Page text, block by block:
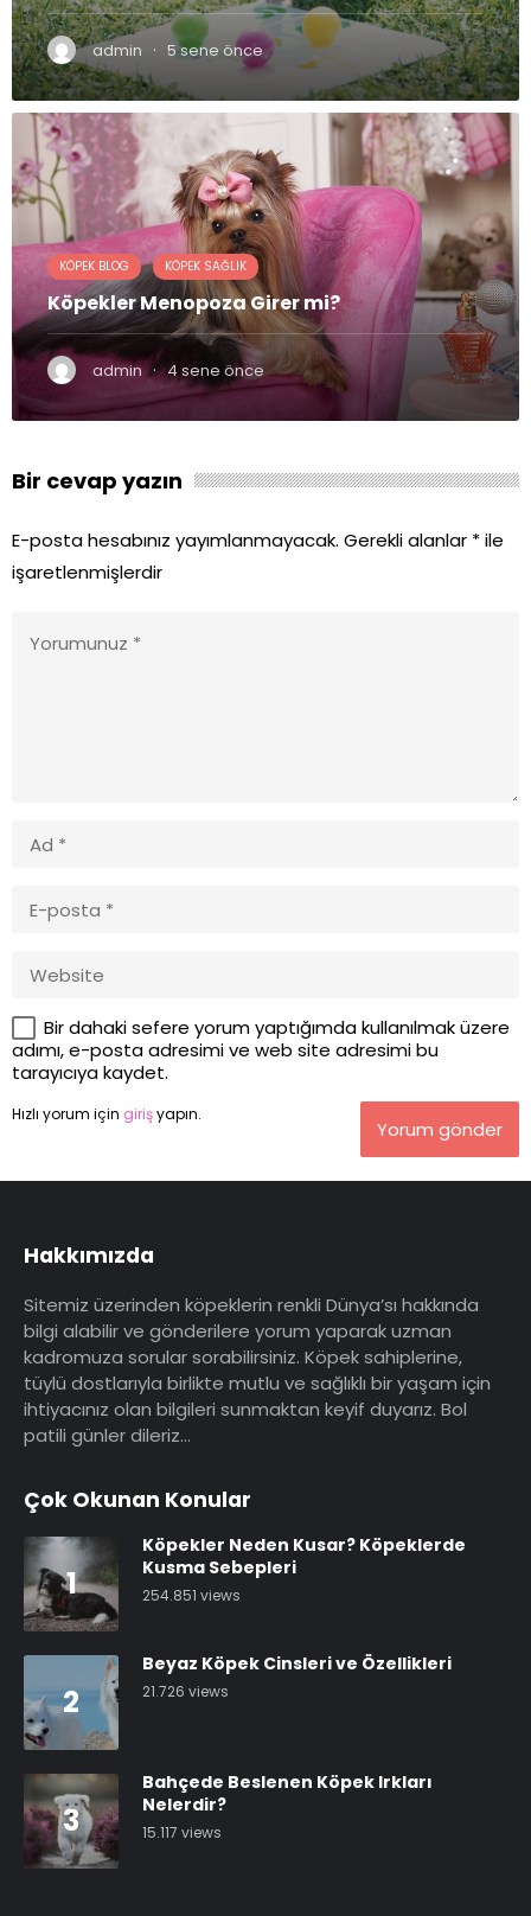
admin · 5 sene önce
KÖPEK BLOG KÖPEK SAĞLIK
Köpekler Menopoza Girer mi?
admin · 4 sene önce
Bir cevap yazın
E-posta hesabınız yayımlanmayacak. Gerekli alanlar *ile
işaretlenmişlerdir
Bir dahaki sefere yorum yaptığımda kullanılmak üzere
adımı, e-posta adresimi ve web site adresimi bu
tarayıcıya kaydet.
Hızlı yorum için girişyapın.
Yorum gönder
Hakkımızda
Sitemiz üzerinden köpeklerin renkli Dünya’sı hakkında
bilgi alabilir ve gönderilere yorum yaparak uzman
kadromuza sorular sorabilirsiniz. Köpek sahiplerine,
tüylü dostlarıyla birlikte mutlu ve sağlıklı bir yaşam için
ihtiyacınız olan bilgileri sunmaktan keyif duyarız. Bol
patili günler dileriz…
Çok Okunan Konular
1
Köpekler Neden Kusar? Köpeklerde
Kusma Sebepleri
254.851 views
2
Beyaz Köpek Cinsleri ve Özellikleri
21.726 views
3
Bahçede Beslenen Köpek Irkları
Nelerdir?
15.117 views